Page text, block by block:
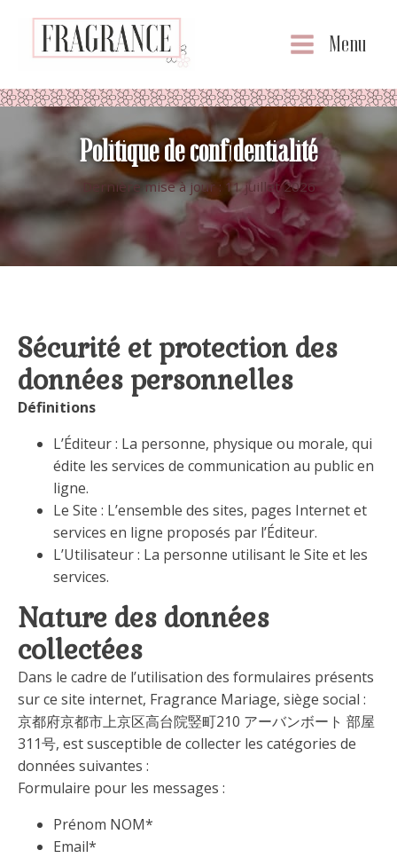
Menu
Politique de confidentialité
Dernière mise à jour : 11 juillet 2026
Sécurité et protection des
données personnelles
Définitions
L’Éditeur : La personne, physique ou morale, qui
édite les services de communication au public en
ligne.
Le Site : L’ensemble des sites, pages Internet et
services en ligne proposés par l’Éditeur.
L’Utilisateur : La personne utilisant le Site et les
services.
Nature des données
collectées
Dans le cadre de l’utilisation des formulaires présents
sur ce site internet, Fragrance Mariage, siège social :
京都府京都市上京区高台院竪町210 アーバンボート 部屋
311号, est susceptible de collecter les catégories de
données suivantes :
Formulaire pour les messages :
Prénom NOM*
Email*